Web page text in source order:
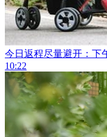
今日返程尽量避开：下
10:22